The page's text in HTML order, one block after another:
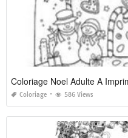
Coloriage Noel Adulte A
Coloriage 586 Views